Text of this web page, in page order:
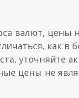
валют, цены
как в
уточняйте
цены не